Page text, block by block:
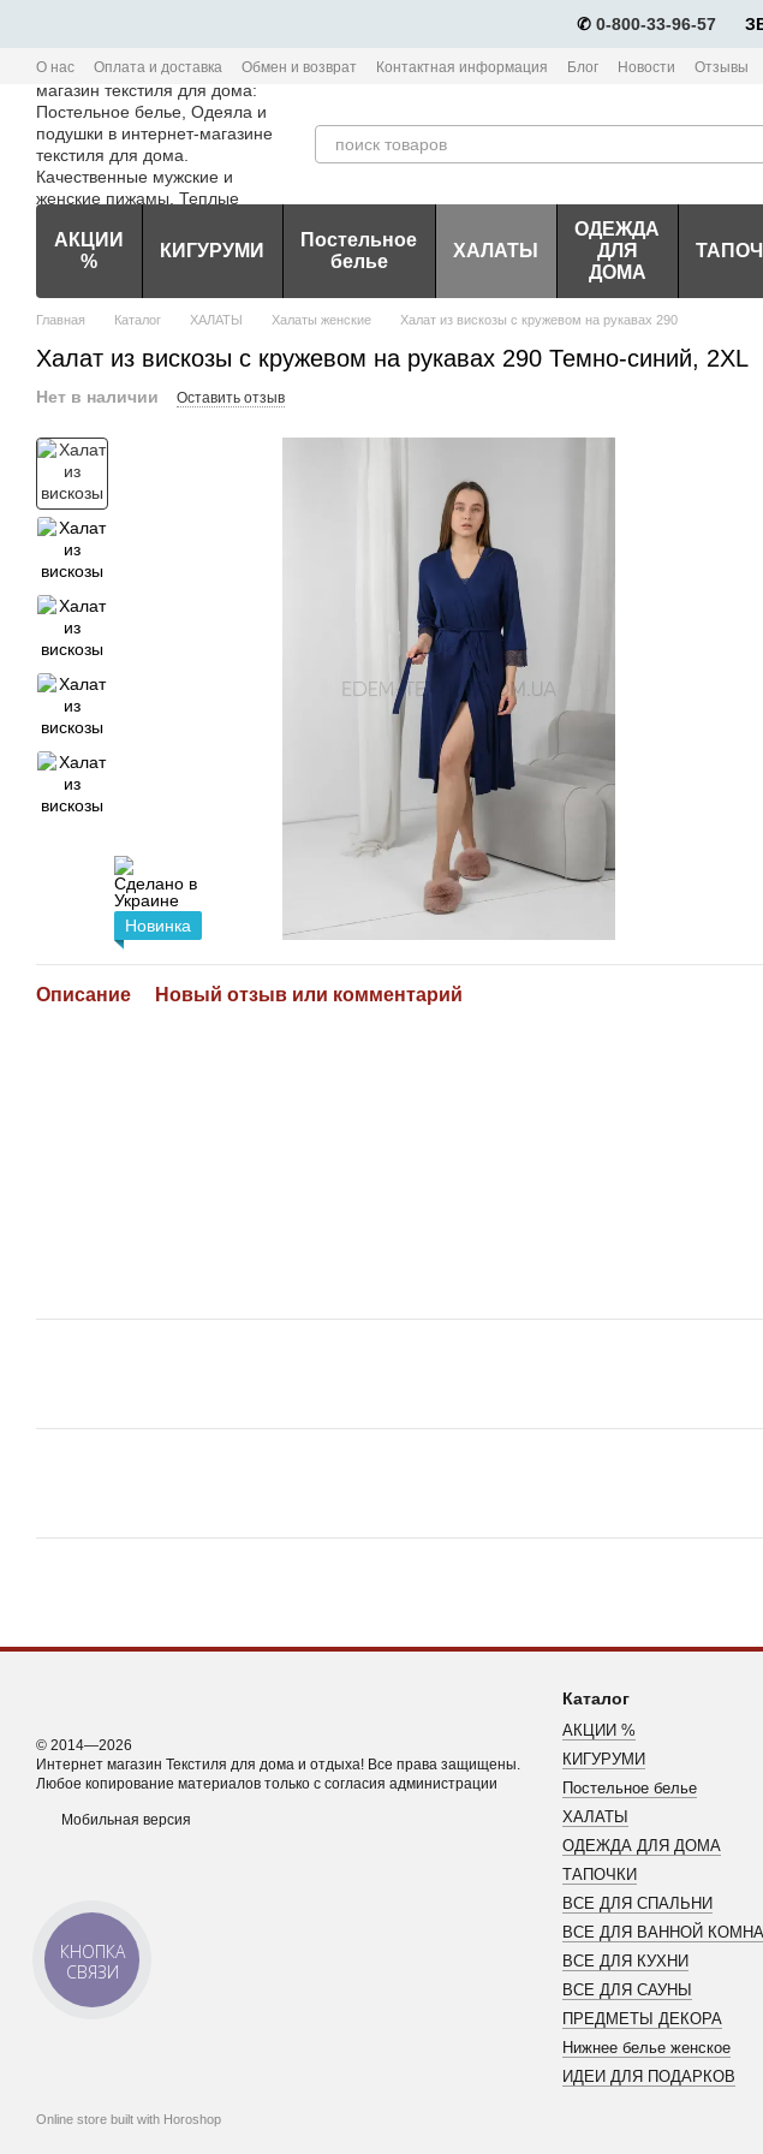
✆ 0-800-33-96-57
О нас Оплата и доставка Обмен и возврат Контактная информация Блог Новости
Отзывы
Политика конфиденциальности мобильного приложения Edem-Textile
АКЦИИ
%
КИГУРУМИ
Постельное
белье
ХАЛАТЫ
ОДЕЖДА
ДЛЯ
ДОМА
Главная Каталог ХАЛАТЫ Халаты женские Халат из вискозы с кружевом на рукавах 290
Халат из вискозы с кружевом на рукавах 290 Темно-синий, 2XL
Нет в наличии Оставить отзыв
Новинка
Описание Новый отзыв или комментарий
© 2014—2026
Интернет магазин Текстиля для дома и отдыха! Все права защищены.
Любое копирование материалов только с согласия администрации
Мобильная версия
Online store built with Horoshop
Каталог
АКЦИИ %
КИГУРУМИ
Постельное белье
ХАЛАТЫ
ОДЕЖДА ДЛЯ ДОМА
ТАПОЧКИ
ВСЕ ДЛЯ СПАЛЬНИ
ВСЕ ДЛЯ ВАННОЙ
ВСЕ ДЛЯ КУХНИ
ВСЕ ДЛЯ САУНЫ
ПРЕДМЕТЫ ДЕКОРА
Нижнее белье женское
ИДЕИ ДЛЯ ПОДАРКОВ
КНОПКА
СВЯЗИ